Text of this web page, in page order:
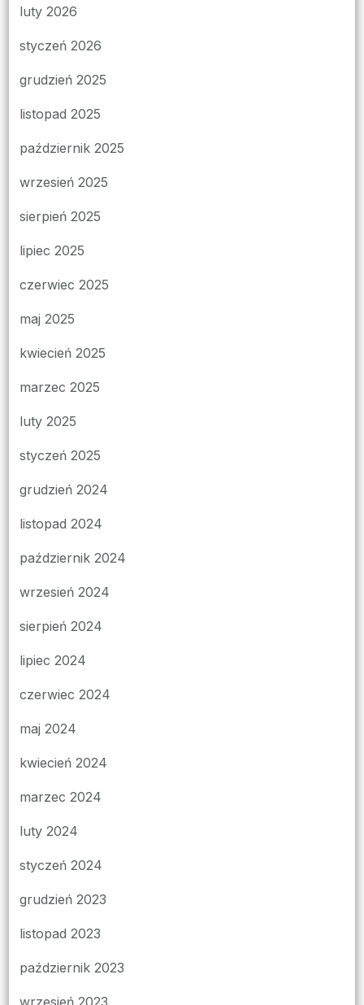
luty 2026
styczeń 2026
grudzień 2025
listopad 2025
październik 2025
wrzesień 2025
sierpień 2025
lipiec 2025
czerwiec 2025
maj 2025
kwiecień 2025
marzec 2025
luty 2025
styczeń 2025
grudzień 2024
listopad 2024
październik 2024
wrzesień 2024
sierpień 2024
lipiec 2024
czerwiec 2024
maj 2024
kwiecień 2024
marzec 2024
luty 2024
styczeń 2024
grudzień 2023
listopad 2023
październik 2023